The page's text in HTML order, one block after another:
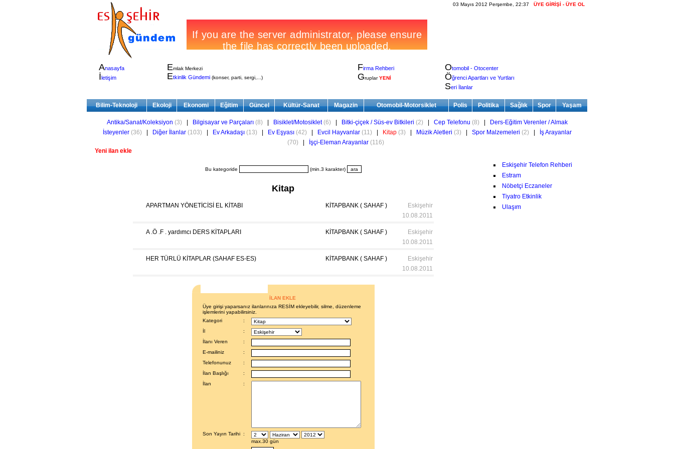
03 Mayıs 2012 Perşembe, 22:37 ÜYE GİRİŞİ - ÜYE OL
Anasayfa
İletişim
Emlak Merkezi
Etkinlik Gündemi (konser, parti, sergi,...)
Firma Rehberi
GruplarYENİ
Otomobil - Otocenter
Öğrenci Apartları ve Yurtları
Seri İlanlar
Bilim-Teknoloji Ekoloji Ekonomi Eğitim Güncel Kültür-Sanat Magazin Otomobil-Motorsiklet Polis Politika Sağlık Spor Yaşam
Antika/Sanat/Koleksiyon (3) Bilgisayar ve Parçaları (8) Bisiklet/Motosiklet (6) Bitki-çiçek / Süs-ev Bitkileri (2) Cep Telefonu (8)
Ders-Eğitim Verenler / Almak
İsteyenler (36) Diğer İlanlar (103) Ev Arkadaşı (13) Ev Eşyası (42) Evcil Hayvanlar (11) Kitap (3) Müzik Aletleri (3) Spor Malzemeleri (2)
İş Arayanlar
(70)
İşçi-Eleman Arayanlar (116)
Yeni ilan ekle
Bu kategoride (min.3 karakter)
Kitap
APARTMAN YÖNETİCİSİ EL KİTABI KİTAPBANK ( SAHAF )
Eskişehir
10.08.2011
A .Ö .F . yardımcı DERS KİTAPLARI KİTAPBANK ( SAHAF )
Eskişehir
10.08.2011
HER TÜRLÜ KİTAPLAR (SAHAF ES-ES) KİTAPBANK ( SAHAF )
Eskişehir
10.08.2011
İLAN EKLE
Üye girişi yaparsanız ilanlarınıza RESİM ekleyebilir, silme, düzenleme
işlemlerini yapabilirsiniz.
Kategori
:
İl
:
İlanı Veren
:
E-mailiniz
:
Telefonunuz
:
İlan Başlığı
:
İlan
:
Son Yayın Tarihi :
max.30 gün
Eskişehir Telefon Rehberi
Estram
Nöbetçi Eczaneler
Tiyatro Etkinlik
Ulaşım